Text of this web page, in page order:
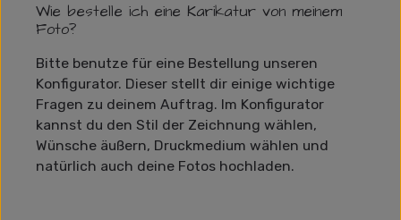
Wie bestelle ich eine Karikatur von meinem
Foto?
Bitte benutze für eine Bestellung unseren
Konfigurator. Dieser stellt dir einige wichtige
Fragen zu deinem Auftrag. Im Konfigurator
kannst du den Stil der Zeichnung wählen,
Wünsche äußern, Druckmedium wählen und
natürlich auch deine Fotos hochladen.